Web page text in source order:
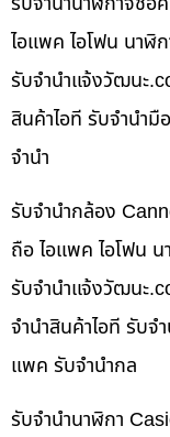
ไอแพค ไอโฟน นาฬิ
รับจํานําแจ้งวัฒนะ
สินค้าไอที รับจำนำ
จำนำ
รับจำนำกล้อง
ถือ ไอแพค ไอโฟน
รับจํานําแจ้งวัฒนะ
จำนำสินค้าไอที รับจ
แพค รับจำนำกล
รับจำนำนาฬิกา